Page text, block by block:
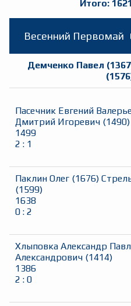
Итого: 1621
Весенний Первомай
Демченко Павел (1367
(1576
Пасечник Евгений
Дмитрий Игоревич (1490)
1499
2 : 1
Паклин Олег (1676)
(1599)
1638
0 : 2
Хлыповка Александр
Александрович (1414)
1386
2 : 0